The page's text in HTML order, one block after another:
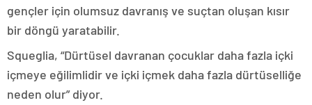
gençler için olumsuz davranış ve suçtan oluşan kısır
bir döngü yaratabilir.
Squeglia, “Dürtüsel davranan çocuklar daha fazla içki
içmeye eğilimlidir ve içki içmek daha fazla dürtüselliğe
neden olur” diyor.